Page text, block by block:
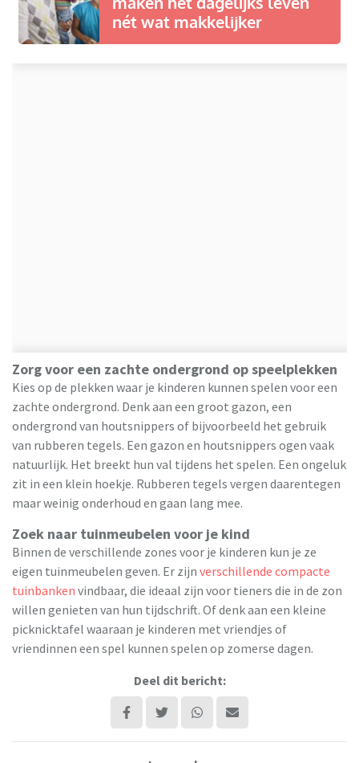
nét wat makkelijker
Zorg voor een zachte ondergrond op speelplekken
Kies op de plekken waar je kinderen kunnen spelen voor een
zachte ondergrond. Denk aan een groot gazon, een
ondergrond van houtsnippers of bijvoorbeeld het gebruik
van rubberen tegels. Een gazon en houtsnippers ogen vaak
natuurlijk. Het breekt hun val tijdens het spelen. Een ongeluk
zit in een klein hoekje. Rubberen tegels vergen daarentegen
maar weinig onderhoud en gaan lang mee.
Zoek naar tuinmeubelen voor je kind
Binnen de verschillende zones voor je kinderen kun je ze
eigen tuinmeubelen geven. Er zijn verschillende compacte
tuinbanken vindbaar, die ideaal zijn voor tieners die in de zon
willen genieten van hun tijdschrift. Of denk aan een kleine
picknicktafel waaraan je kinderen met vriendjes of
vriendinnen een spel kunnen spelen op zomerse dagen.
Deel dit bericht: